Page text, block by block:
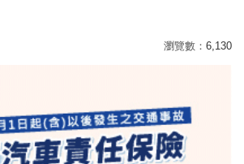
瀏覽數： 6,130